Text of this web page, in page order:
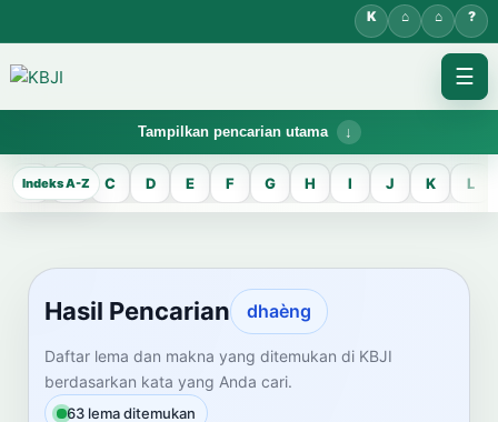
☰
Tampilkan pencarian utama
KBJI WORKSPACE
Hasil Pencarian
Temukan lema Jawa dan maknanya dalam bahasa Indonesia saat
mengelola data Kamus Bahasa Jawa-Indonesia.
CARI LEMA JAWA
Masukkan kata Jawa
A B C D E F G H I J K L
Hasil Pencarian dhaèng
Daftar lema dan makna yang ditemukan di KBJI
berdasarkan kata yang Anda cari.
63 lema ditemukan